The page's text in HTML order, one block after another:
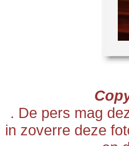
. De pers mag
in zoverre deze